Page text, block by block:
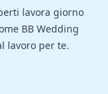
lavora giorno
BB Wedding
lavoro per te.